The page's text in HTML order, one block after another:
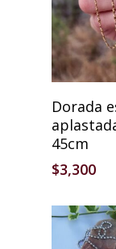
Dorada
45cm
$3,300